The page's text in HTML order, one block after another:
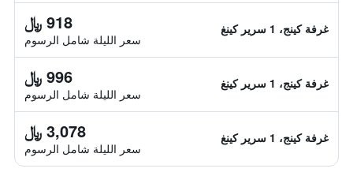
غرفة كينج، 1 سرير كينغ 918 ﷼
سعر الليلة شامل الرسوم
غرفة كينج، 1 سرير كينغ 996 ﷼
سعر الليلة شامل الرسوم
غرفة كينج، 1 سرير كينغ 3,078 ﷼
سعر الليلة شامل الرسوم